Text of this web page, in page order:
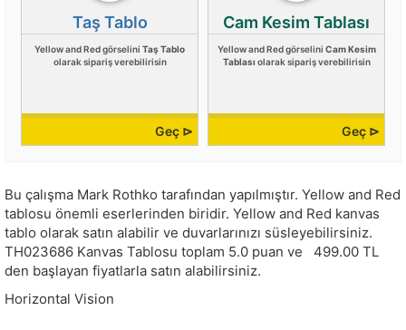
Taş Tablo
Yellow and Red görselini Taş Tablo
olarak sipariş verebilirisin
Geç ⊳
Cam Kesim Tablası
Yellow and Red görselini Cam Kesim
Tablası olarak sipariş verebilirisin
Geç ⊳
Bu çalışma Mark Rothko tarafından yapılmıştır. Yellow and Red
tablosu önemli eserlerinden biridir. Yellow and Red kanvas
tablo olarak satın alabilir ve duvarlarınızı süsleyebilirsiniz.
TH023686 Kanvas Tablosu toplam 5.0 puan ve 499.00 TL
den başlayan fiyatlarla satın alabilirsiniz.
Horizontal Vision